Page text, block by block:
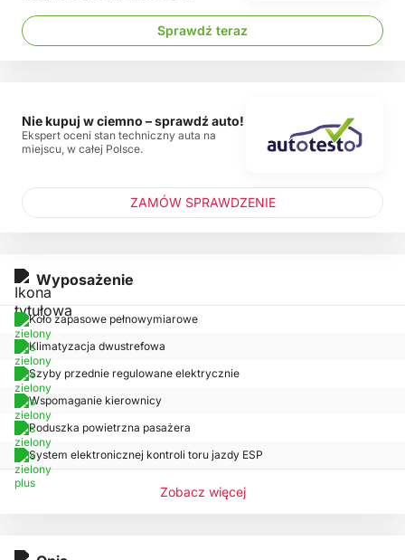
Wyposażenie
Koło zapasowe pełnowymiarowe
Klimatyzacja dwustrefowa
Szyby przednie regulowane elektrycznie
Wspomaganie kierownicy
Poduszka powietrzna pasażera
System elektronicznej kontroli toru jazdy ESP
Zobacz więcej
Sprawdź teraz
Nie kupuj w ciemno – sprawdź auto!
Ekspert oceni stan techniczny auta na
miejscu, w całej Polsce.
ZAMÓW SPRAWDZENIE